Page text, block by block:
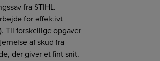
fra STIHL.
for effektivt
Til forskellige opgaver
af skud fra
der giver et fint snit.